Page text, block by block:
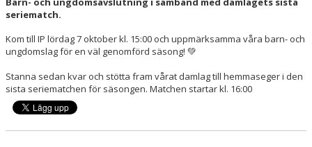
seriematch.
Kom till IP lördag 7 oktober kl. 15:00 och uppmärksamma våra barn- och
ungdomslag för en väl genomförd säsong! 💚
Stanna sedan kvar och stötta fram vårat damlag till hemmaseger i den
sista seriematchen för säsongen. Matchen startar kl. 16:00